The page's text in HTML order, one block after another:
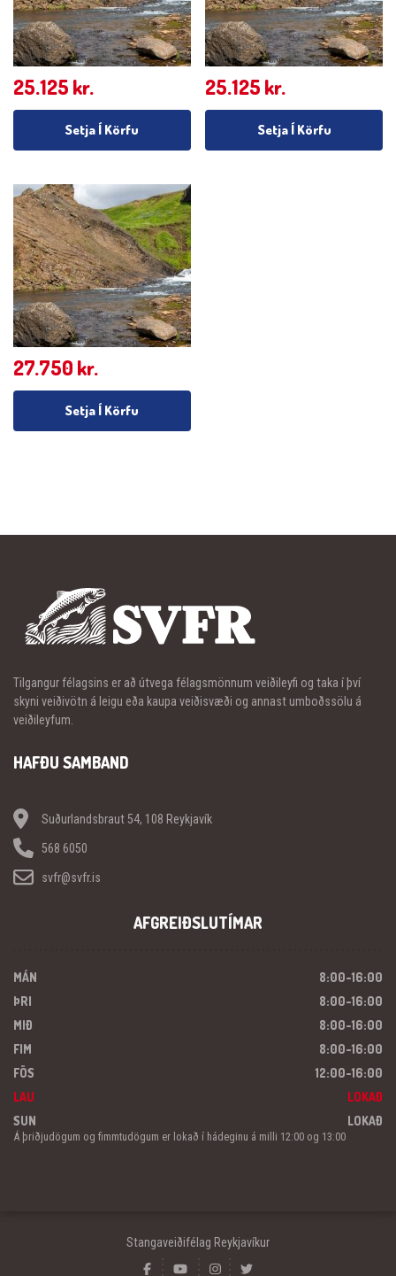
25.125 kr.
Setja Í Körfu
25.125 kr.
Setja Í Körfu
27.750 kr.
Setja Í Körfu
Tilgangur félagsins er að útvega félagsmönnum veiðileyfi og taka í því
skyni veiðivötn á leigu eða kaupa veiðisvæði og annast umboðssölu á
veiðileyfum.
HAFÐU SAMBAND
Suðurlandsbraut 54, 108 Reykjavík
568 6050
svfr@svfr.is
AFGREIÐSLUTÍMAR
MÁN
8:00-16:00
ÞRI
8:00-16:00
MIÐ
8:00-16:00
FIM
8:00-16:00
FÖS
12:00-16:00
LAU
LOKAÐ
SUN
LOKAÐ
Á þriðjudögum og fimmtudögum er lokað í hádeginu á milli 12:00 og 13:00
Stangaveiðifélag Reykjavíkur